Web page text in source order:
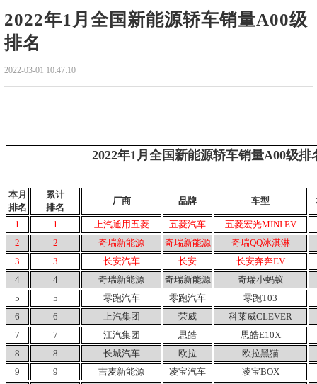
2022年1月全国新能源轿车销量A00级
排名
2022-03-01 10:47:10
2022年1月全国新能源轿车销量A00级排
本月
排名
累计
排名
厂商 品牌 车型
1 1 上汽通用五菱 五菱汽车 五菱宏光MINI EV
2
2 奇瑞新能源 奇瑞新能源
奇瑞QQ冰淇淋
3
3 长安汽车 长安
长安奔奔EV
4
4 奇瑞新能源 奇瑞新能源
奇瑞小蚂蚁
5
5 零跑汽车 零跑汽车
零跑T03
6
6 上汽集团 荣威
科莱威CLEVER
7
7 江汽集团 思皓
思皓E10X
8
8 长城汽车 欧拉
欧拉黑猫
9
9 吉麦新能源 凌宝汽车
凌宝BOX